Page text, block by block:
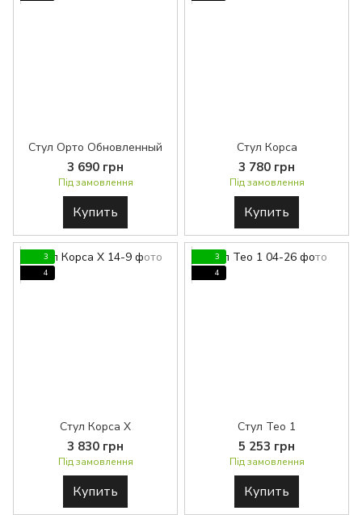
Стул Орто Обновленный
3 690 грн
Під замовлення
Купить
Стул Корса
3 780 грн
Під замовлення
Купить
3
4
Стул Корса Х
3 830 грн
Під замовлення
Купить
3
4
Стул Тео 1
5 253 грн
Під замовлення
Купить